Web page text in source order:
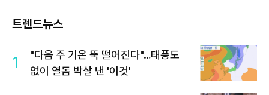
트렌드뉴스
1
"다음 주 기온 뚝 떨어진다"…태풍도
없이 열돔 박살 낸 '이것'